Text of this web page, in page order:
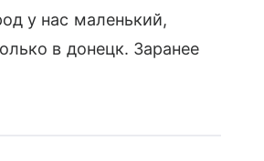
у нас маленький,
в донецк. Заранее